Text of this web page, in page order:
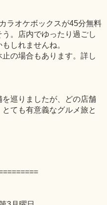
ラオケボックスが45分無料
。店内でゆったり過ごし
しれませんね。
の場合もあります。詳し
巡りましたが、どの店舗
ても有意義なグルメ旅と